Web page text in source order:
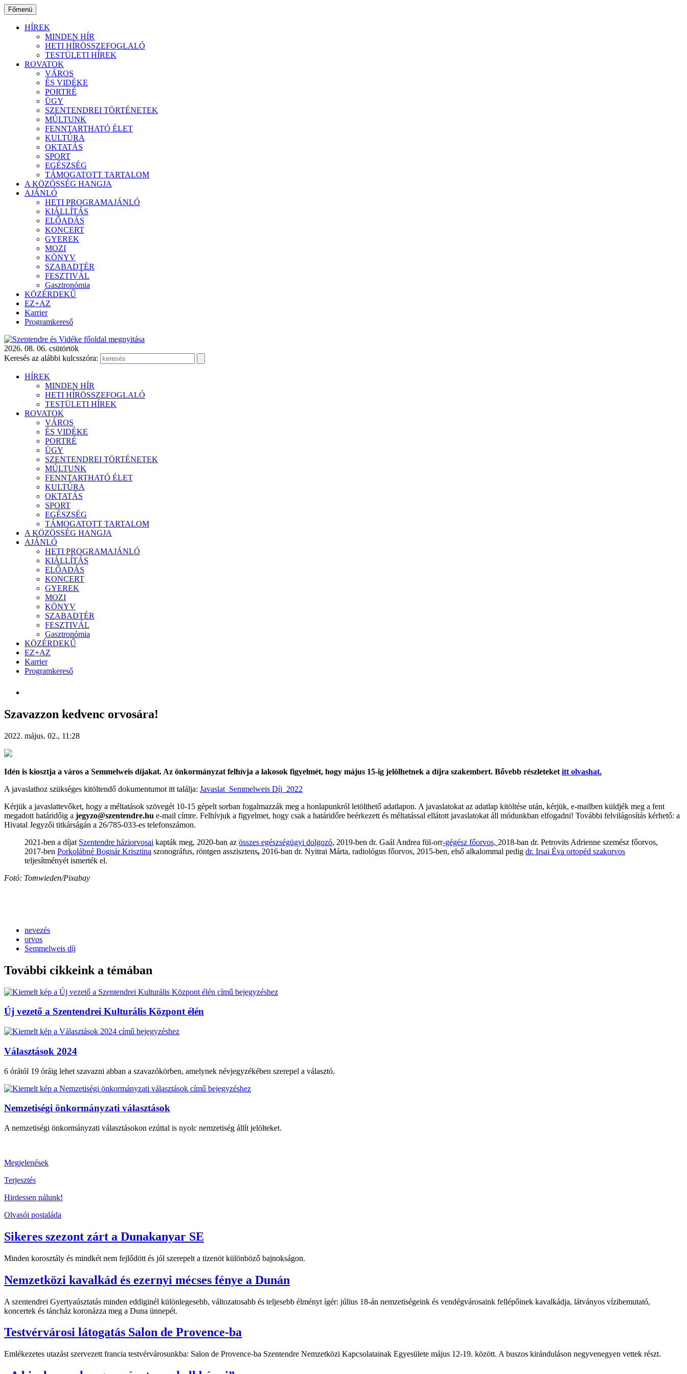
Ugrás
a
tartalomhoz
Főmenü
HÍREK
MINDEN HÍR
HETI HÍRÖSSZEFOGLALÓ
TESTÜLETI HÍREK
ROVATOK
VÁROS
ÉS VIDÉKE
PORTRÉ
ÜGY
SZENTENDREI TÖRTÉNETEK
MÚLTUNK
FENNTARTHATÓ ÉLET
KULTÚRA
OKTATÁS
SPORT
EGÉSZSÉG
TÁMOGATOTT TARTALOM
A KÖZÖSSÉG HANGJA
AJÁNLÓ
HETI PROGRAMAJÁNLÓ
KIÁLLÍTÁS
ELŐADÁS
KONCERT
GYEREK
MOZI
KÖNYV
SZABADTÉR
FESZTIVÁL
Gasztronómia
KÖZÉRDEKŰ
EZ+AZ
Karrier
Programkereső
2026. 08. 06. csütörtök
Keresés az alábbi kulcsszóra:
HÍREK
MINDEN HÍR
HETI HÍRÖSSZEFOGLALÓ
TESTÜLETI HÍREK
ROVATOK
VÁROS
ÉS VIDÉKE
PORTRÉ
ÜGY
SZENTENDREI TÖRTÉNETEK
MÚLTUNK
FENNTARTHATÓ ÉLET
KULTÚRA
OKTATÁS
SPORT
EGÉSZSÉG
TÁMOGATOTT TARTALOM
A KÖZÖSSÉG HANGJA
AJÁNLÓ
HETI PROGRAMAJÁNLÓ
KIÁLLÍTÁS
ELŐADÁS
KONCERT
GYEREK
MOZI
KÖNYV
SZABADTÉR
FESZTIVÁL
Gasztronómia
KÖZÉRDEKŰ
EZ+AZ
Karrier
Programkereső
Szavazzon kedvenc orvosára!
2022. május. 02., 11:28
Idén is kiosztja a város a Semmelweis díjakat. Az önkormányzat felhívja a lakosok figyelmét, hogy május 15-ig jelölhetnek a díjra szakembert. Bővebb részleteket itt olvashat.
A javaslathoz szükséges kitöltendő dokumentumot itt találja: Javaslat_Semmelweis Díj_2022
Kérjük a javaslattevőket, hogy a méltatások szövegét 10-15 gépelt sorban fogalmazzák meg a honlapunkról letölthető adatlapon. A javaslatokat az adatlap kitöltése után, kérjük, e-mailben küldjék meg a fent
megadott határidőig a jegyzo@szentendre.hu e-mail címre. Felhívjuk a figyelmet, hogy csak a határidőre beérkezett és méltatással ellátott javaslatokat áll módunkban elfogadni! További felvilágosítás kérhető: a
Hivatal Jegyzői titkárságán a 26/785-033-es telefonszámon.
2021-ben a díjat Szentendre háziorvosai kapták meg, 2020-ban az összes egészségügyi dolgozó, 2019-ben dr. Gaál Andrea fül-orr-gégész főorvos, 2018-ban dr. Petrovits Adrienne szemész főorvos,
2017-ben Porkolábné Bognár Krisztina szonográfus, röntgen asszisztens, 2016-ban dr. Nyitrai Márta, radiológus főorvos, 2015-ben, első alkalommal pedig dr. Irsai Éva ortopéd szakorvos
teljesítményét ismerték el.
Fotó: Tomwieden/Pixabay
nevezés
orvos
Semmelweis díj
További cikkeink a témában
Új vezető a Szentendrei Kulturális Központ élén
Választások 2024
6 órától 19 óráig lehet szavazni abban a szavazókörben, amelynek névjegyzékében szerepel a választó.
Nemzetiségi önkormányzati választások
A nemzetiségi önkormányzati választásokon ezúttal is nyolc nemzetiség állít jelölteket.
Megjelenések
Terjesztés
Hirdessen nálunk!
Olvasói postaláda
Sikeres szezont zárt a Dunakanyar SE
Minden korosztály és mindkét nem fejlődött és jól szerepelt a tizenöt különböző bajnokságon.
Nemzetközi kavalkád és ezernyi mécses fénye a Dunán
A szentendrei Gyertyaúsztatás minden eddiginél különlegesebb, változatosabb és teljesebb élményt ígér: július 18-án nemzetiségeink és vendégvárosaink fellépőinek kavalkádja, látványos vízibemutató,
koncertek és táncház koronázza meg a Duna ünnepét.
Testvérvárosi látogatás Salon de Provence-ba
Emlékezetes utazást szervezett francia testvérvárosunkba: Salon de Provence-ba Szentendre Nemzetközi Kapcsolatainak Egyesülete május 12-19. között. A buszos kiránduláson negyvenegyen vettek részt.